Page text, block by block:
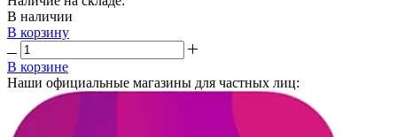
В наличии
В корзину
В корзине
Наши официальные магазины для частных лиц: